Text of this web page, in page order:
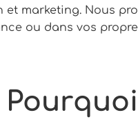
et marketing. Nous
ou dans vos